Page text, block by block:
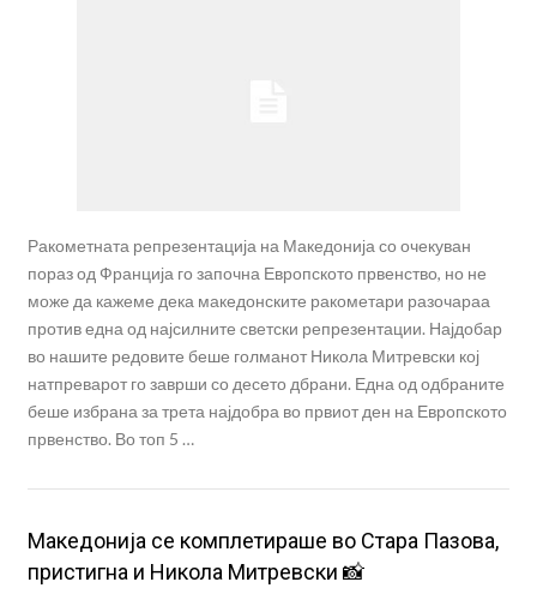
Ракометната репрезентација на Македонија со очекуван
пораз од Франција го започна Европското првенство, но не
може да кажеме дека македонските ракометари разочараа
против една од најсилните светски репрезентации. Најдобар
во нашите редовите беше голманот Никола Митревски кој
натпреварот го заврши со десето дбрани. Една од одбраните
беше избрана за трета најдобра во првиот ден на Европското
првенство. Во топ 5 …
Maкедонија се комплетираше во Стара Пазова,
пристигна и Никола Митревски 📸